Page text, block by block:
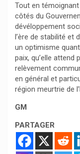
Tout en
côtés du
dévéloppement
l’ère de stabilité et
un optimisme
paix, qu’elle
relèvement
en général et
région meurtrie de
GM
PARTAGER